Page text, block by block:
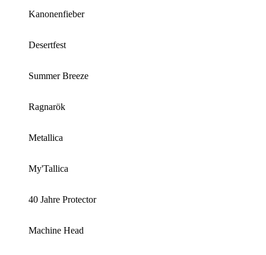
Kanonenfieber
Desertfest
Summer Breeze
Ragnarök
Metallica
My'Tallica
40 Jahre Protector
Machine Head